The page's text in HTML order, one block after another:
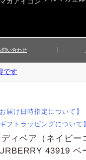
▲傘／日傘
問い合わせ
です
お届け日時指定について】
ギフトラッピングについて】
ディベア（ネイビー
43919